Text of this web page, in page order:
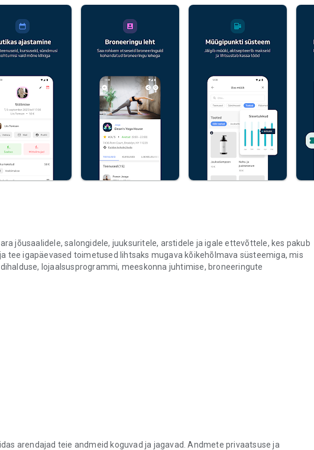
jõusaalidele, salongidele, juuksuritele, arstidele ja igale ettevõttele, kes pakub
tee igapäevased toimetused lihtsaks mugava kõikehõlmava süsteemiga, mis
lojaalsusprogrammi, meeskonna juhtimise, broneeringute
või grupiüritusi
meeldetuletused, et vähendada mitteilmumisi
või sotsiaalmeedias ööpäevaringselt
ja märkmed kiiresti
arendajad teie andmeid koguvad ja jagavad. Andmete privaatsuse ja